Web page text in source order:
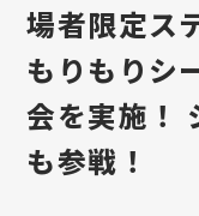
場者限定ス
もりもりシ
会を実施！
も参戦！